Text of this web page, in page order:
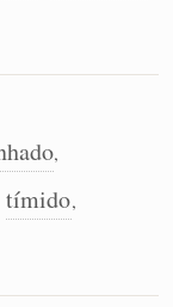
,
tímido,